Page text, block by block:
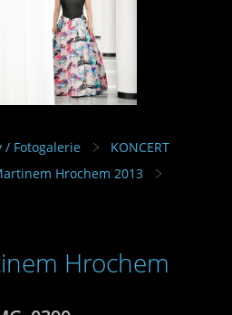
/ Fotogalerie
KONCERT
Hrochem 2013
Hrochem